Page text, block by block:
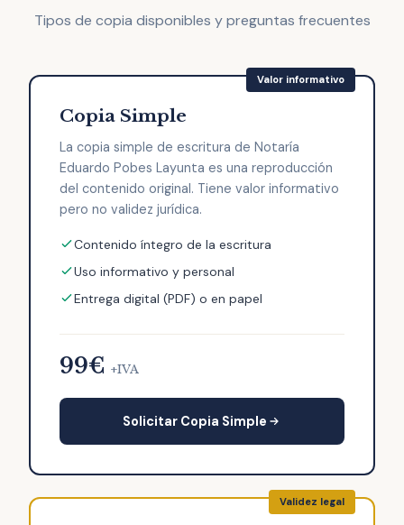
Tipos de copia disponibles y preguntas frecuentes
Copia Simple
La copia simple de escritura de Notaría
Eduardo Pobes Layunta es una reproducción
del contenido original. Tiene valor informativo
pero no validez jurídica.
Contenido íntegro de la escritura
Uso informativo y personal
Entrega digital (PDF) o en papel
99€ +IVA
Solicitar Copia Simple